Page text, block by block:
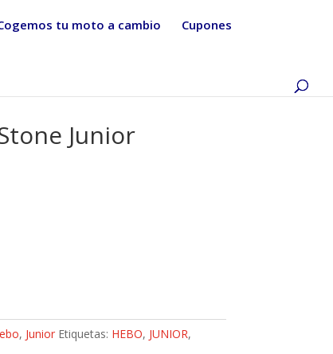
tu moto a cambio
Cupones
Junior
, Junior Etiquetas: HEBO, JUNIOR,